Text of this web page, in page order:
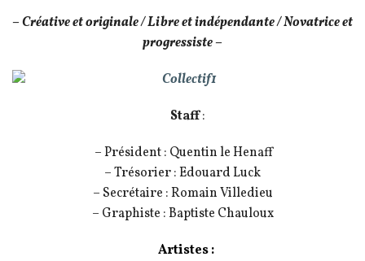
– Créative et originale / Libre et indépendante / Novatrice et
progressiste –
Staff:
–Président : Quentin le Henaff
–Trésorier :Edouard Luck
– Secrétaire :Romain Villedieu
– Graphiste :Baptiste Chauloux
Artistes :